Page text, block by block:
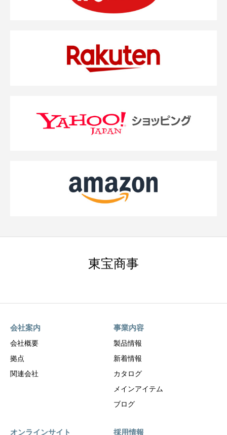
東宝商事
会社案内
会社概要
拠点
関連会社
事業内容
製品情報
新着情報
カタログ
メインアイテム
ブログ
オンラインサイト 採用情報